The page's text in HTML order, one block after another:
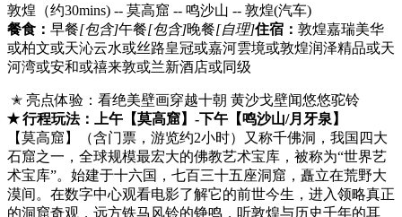
敦煌（约30mins) -- 莫高窟 -- 鸣沙山 -- 敦煌(汽车)
餐食： 早餐[包含]午餐[包含]晚餐[自理]住宿： 敦煌嘉瑞美华
或柏文或天沁云水或丝路皇冠或嘉河雲境或敦煌润泽精品或天
河湾或安和或禧来敦或兰新酒店或同级
✭ 亮点体验：看绝美壁画穿越十朝 黄沙戈壁闻悠悠驼铃
✭ 行程玩法：上午【莫高窟】-下午【鸣沙山/月牙泉】
【莫高窟】（含门票，游览约2小时）又称千佛洞，我国四大
石窟之一，全球规模最宏大的佛教艺术宝库，被称为“世界艺
术宝库”。始建于十六国，七百三十五座洞窟，矗立在荒野大
漠间。在数字中心观看电影了解它的前世今生，进入领略真正
的洞窟奇观，远方铁马风铃的铮鸣，听敦煌与历史千年的耳